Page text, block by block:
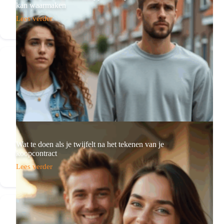
kan waarmaken
Lees verder
Ontdek
hoe
een
familiehypotheek
jouw
huisdroom
kan
waarmaken
Wat te doen als je twijfelt na het tekenen van je
koopcontract
Lees verder
Wat
doen
als
twijfelt
na